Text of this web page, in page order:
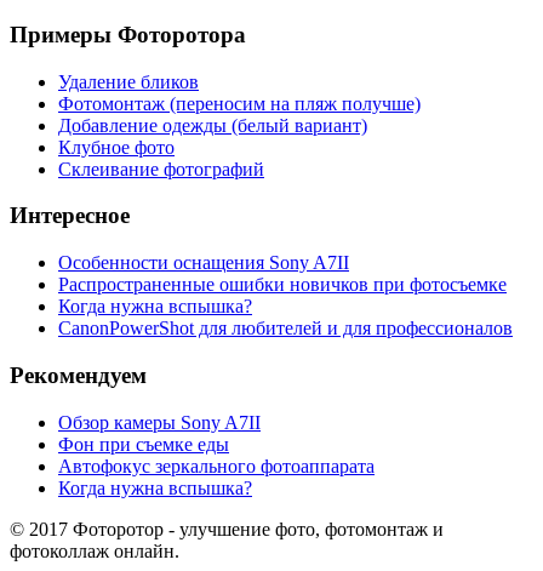
Примеры Фоторотора
Удаление бликов
Фотомонтаж (переносим на пляж получше)
Добавление одежды (белый вариант)
Клубное фото
Склеивание фотографий
Интересное
Особенности оснащения Sony A7ІІ
Распространенные ошибки новичков при фотосъемке
Когда нужна вспышка?
CanonPowerShot для любителей и для профессионалов
Рекомендуем
Обзор камеры Sony A7ІІ
Фон при съемке еды
Автофокус зеркального фотоаппарата
Когда нужна вспышка?
© 2017 Фоторотор - улучшение фото, фотомонтаж и
фотоколлаж онлайн.